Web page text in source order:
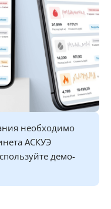
необходимо
АСКУЭ
демо-